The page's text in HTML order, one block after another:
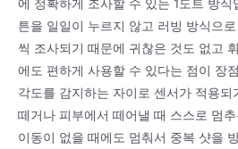
에 정확하게 조사할 수 있는 1도트 방식
튼을 일일이 누르지 않고 러빙 방식으
씩 조사되기 때문에 귀찮은 것도 없고
에도 편하게 사용할 수 있다는 점이 장
각도를 감지하는 자이로 센서가 적용되
떼거나 피부에서 떼어낼 때 스스로 멈
이동이 없을 때에도 멈춰서 중복 샷을